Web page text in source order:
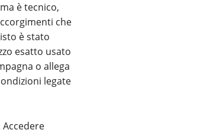
è tecnico,
che
è stato
esatto usato
o allega
legate